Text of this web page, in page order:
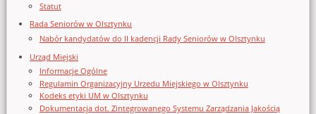
Statut
Rada Seniorów w Olsztynku
Nabór kandydatów do II kadencji Rady Seniorów w Olsztynku
Urząd Miejski
Informacje Ogólne
Regulamin Organizacyjny Urzedu Miejskiego w Olsztynku
Kodeks etyki UM w Olsztynku
Dokumentacja dot. Zintegrowanego Systemu Zarządzania Jakością